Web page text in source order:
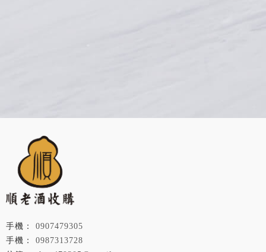
0987313728
0907479305